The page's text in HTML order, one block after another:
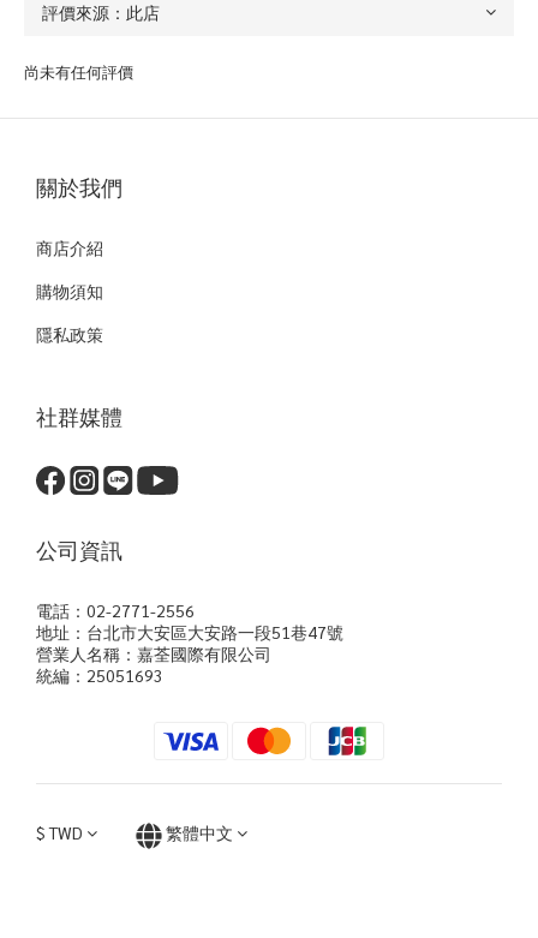
尚未有任何評價
關於我們
商店介紹
購物須知
隱私政策
社群媒體
公司資訊
電話：02-2771-2556
地址：台北市大安區大安路一段51巷47號
營業人名稱：嘉荃國際有限公司
統編：25051693
$ TWD 繁體中文